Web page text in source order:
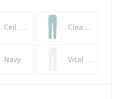
Ceil blue Clean Green
Navy Vital white